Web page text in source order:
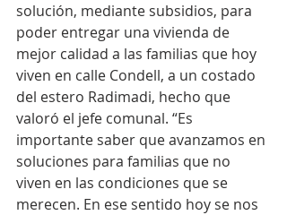
solución, mediante subsidios, para
poder entregar una vivienda de
mejor calidad a las familias que hoy
viven en calle Condell, a un costado
del estero Radimadi, hecho que
valoró el jefe comunal. “Es
importante saber que avanzamos en
soluciones para familias que no
viven en las condiciones que se
merecen. En ese sentido hoy se nos